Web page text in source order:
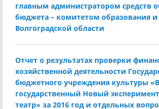
главным администратором средств
бюджета – комитетом образования и
Волгоградской области
Отчет о результатах проверки
хозяйственной деятельности
бюджетного учреждения культуры
государственный Новый
театр» за 2016 год и отдельных